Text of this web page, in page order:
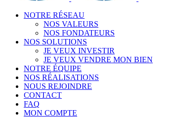
NOTRE RÉSEAU
NOS VALEURS
NOS FONDATEURS
NOS SOLUTIONS
JE VEUX INVESTIR
JE VEUX VENDRE MON BIEN
NOTRE ÉQUIPE
NOS RÉALISATIONS
NOUS REJOINDRE
CONTACT
FAQ
MON COMPTE